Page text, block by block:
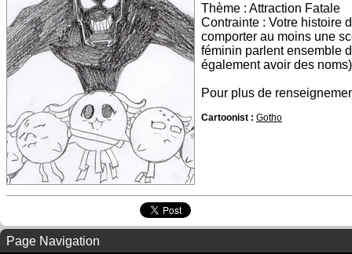
Thème : Attraction Fatale
Contrainte : Votre histoire
comporter au moins une
féminin parlent ensemble
également avoir des
Pour plus de
Cartoonist : Gotho
Page Navigation